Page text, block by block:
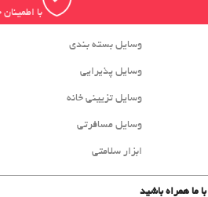
با
وسایل بسته بندی
وسایل پذیرایی
وسایل تزیینی خانه
وسایل مسافرتی
ابزار سلامتی
با ما همراه باشید